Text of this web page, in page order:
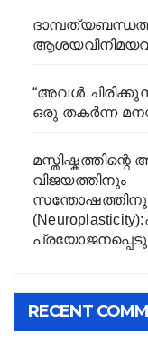
“അവൾ
ഒരു തകർന്ന
വിജയത്തിനും
RECENT